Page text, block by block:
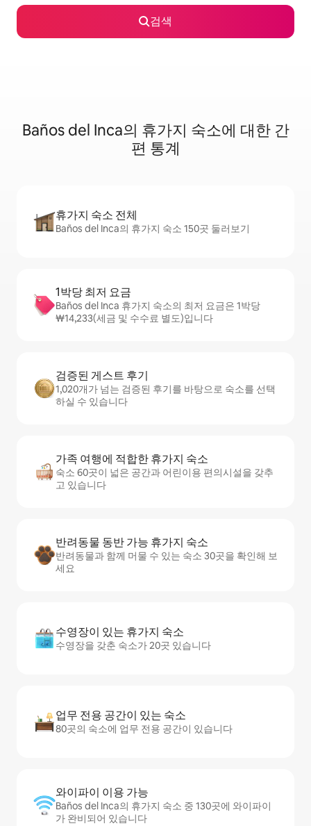
검색
Baños del Inca의 휴가지 숙소에 대한 간
편 통계
휴가지 숙소 전체
Baños del Inca의 휴가지 숙소 150곳 둘러보기
1박당 최저 요금
Baños del Inca 휴가지 숙소의 최저 요금은 1박당
₩14,233(세금 및 수수료 별도)입니다
검증된 게스트 후기
1,020개가 넘는 검증된 후기를 바탕으로 숙소를 선택
하실 수 있습니다
가족 여행에 적합한 휴가지 숙소
숙소 60곳이 넓은 공간과 어린이용 편의시설을 갖추
고 있습니다
반려동물 동반 가능 휴가지 숙소
반려동물과 함께 머물 수 있는 숙소 30곳을 확인해 보
세요
수영장이 있는 휴가지 숙소
수영장을 갖춘 숙소가 20곳 있습니다
업무 전용 공간이 있는 숙소
80곳의 숙소에 업무 전용 공간이 있습니다
와이파이 이용 가능
Baños del Inca의 휴가지 숙소 중 130곳에 와이파이
가 완비되어 있습니다